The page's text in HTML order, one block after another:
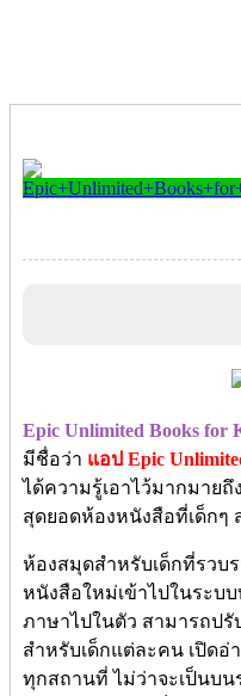
Epic Unlimited Books
มีชื่อว่า แอป Epic
ได้ความรู้เอาไว้มากมายถึ
สุดยอดห้องหนังสือที่เด็กๆ
ห้องสมุดสำหรับเด็กที่รวบ
หนังสือใหม่เข้าไปในระบ
ภาษาไปในตัว สามารถปรั
สำหรับเด็กแต่ละคน เปิด
ทุกสถานที่ ไม่ว่าจะเป็นบ